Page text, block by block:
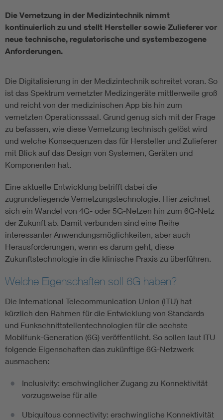
Energy efficiency
Functional safety
Die Vernetzung in der Medizintechnik nimmt
kontinuierlich zu und stellt Hersteller sowie Zulieferer vor
neue technische, regulatorische und systembezogene
Anforderungen.
Die Digitalisierung in der Medizintechnik schreitet voran. So
ist das Spektrum vernetzter Medizingeräte mittlerweile groß
und reicht von der medizinischen App bis hin zum
vernetzten Operationssaal. Grund genug sich mit der Frage
zu befassen, wie diese Vernetzung technisch gelöst wird
und welche Konsequenzen das für Hersteller und Zulieferer
mit Blick auf das Design von Systemen, Geräten und
Komponenten hat.
Eine aktuelle Entwicklung betrifft dabei die
zugrundeliegende Vernetzungstechnologie. Hier zeichnet
sich ein Wandel von 4G- oder 5G-Netzen hin zum 6G-Netz
der Zukunft ab. Damit verbunden sind eine Reihe
interessanter Anwendungsmöglichkeiten, aber auch
Herausforderungen, wenn es darum geht, diese
Zukunftstechnologie in die klinische Praxis zu überführen.
Welche Eigenschaften soll 6G haben?
Die International Telecommunication Union (ITU) hat
kürzlich den Rahmen für die Entwicklung von Standards
und Funkschnittstellentechnologien für die sechste
Mobilfunk-Generation (6G) veröffentlicht. So sollen laut ITU
folgende Eigenschaften das zukünftige 6G-Netzwerk
ausmachen:
Inclusivity: erschwinglicher Zugang zu Konnektivität
vorzugsweise für alle
Ubiquitous connectivity: erschwingliche Konnektivität